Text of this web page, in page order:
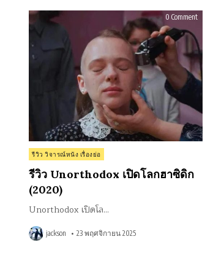
0 Commenton
เปิด
โลก
ฮา
ซิ
ดิก
(2020)
Posted
in
รีวิว วิจารณ์หนัง เรื่องย่อ
รีวิว Unorthodox เปิดโลกฮาซิดิก
(2020)
Unorthodox เปิดโล…
jackson 23 พฤศจิกายน 2025